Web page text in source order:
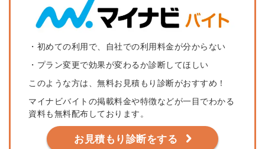
・初めての利用で、自社での利用料金が分からない
・プラン変更で効果が変わるか診断してほしい
このような方は、無料お見積もり診断がおすすめ！
マイナビバイトの掲載料金や特徴などが一目でわかる
資料も無料配布しております。
お見積もり診断をする